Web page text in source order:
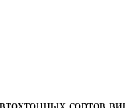
сортов